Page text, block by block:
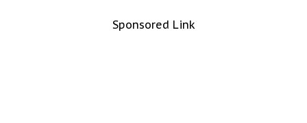
Sponsored Link